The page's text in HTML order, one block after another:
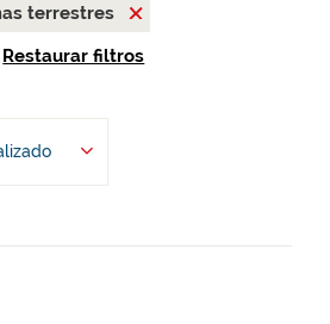
terrestres
Restaurar filtros